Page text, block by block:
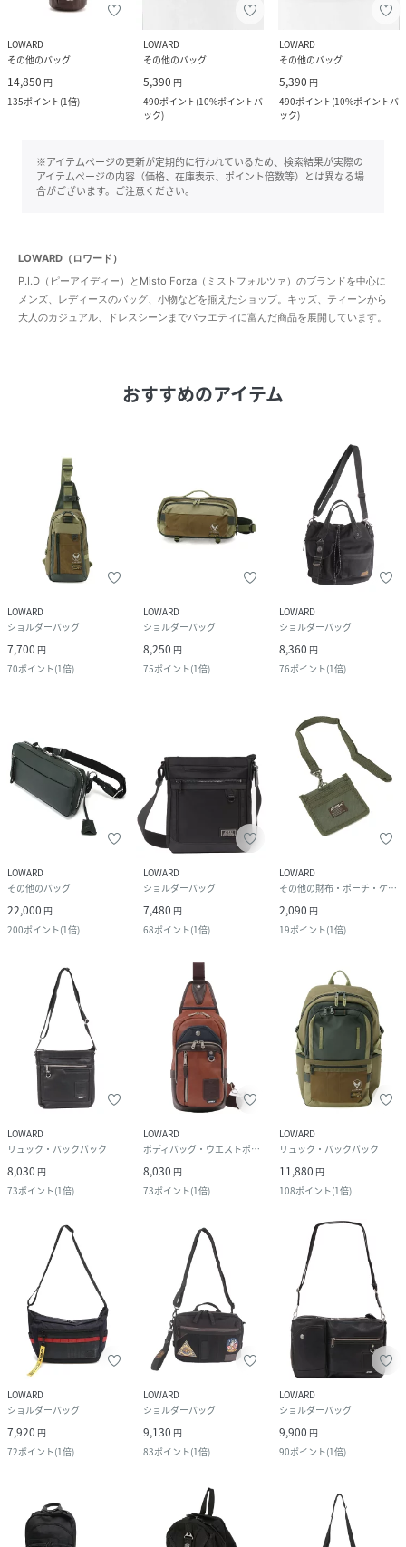
LOWARD
その他のバッグ
14,850 円
135ポイント(1倍)
LOWARD
その他のバッグ
5,390 円
490ポイント(10%ポイントバ
ック)
LOWARD
その他のバッグ
5,390 円
490ポイント(10%ポイントバ
ック)
※アイテムページの更新が定期的に行われているため、検索結果が実際の
アイテムページの内容（価格、在庫表示、ポイント倍数等）とは異なる場
合がございます。ご注意ください。
LOWARD（ロワード）
P.I.D（ピーアイディー）とMisto Forza（ミストフォルツァ）のブランドを中心に
メンズ、レディースのバッグ、小物などを揃えたショップ。キッズ、ティーンから
大人のカジュアル、ドレスシーンまでバラエティに富んだ商品を展開しています。
おすすめのアイテム
LOWARD
ショルダーバッグ
7,700 円
70ポイント(1倍)
LOWARD
ショルダーバッグ
8,250 円
75ポイント(1倍)
LOWARD
ショルダーバッグ
8,360 円
76ポイント(1倍)
LOWARD
その他のバッグ
22,000 円
200ポイント(1倍)
LOWARD
ショルダーバッグ
7,480 円
68ポイント(1倍)
LOWARD
その他の財布・ポーチ・ケース
2,090 円
19ポイント(1倍)
LOWARD
リュック・バックパック
8,030 円
73ポイント(1倍)
LOWARD
ボディバッグ・ウエストポーチ
8,030 円
73ポイント(1倍)
LOWARD
リュック・バックパック
11,880 円
108ポイント(1倍)
LOWARD
ショルダーバッグ
7,920 円
72ポイント(1倍)
LOWARD
ショルダーバッグ
9,130 円
83ポイント(1倍)
LOWARD
ショルダーバッグ
9,900 円
90ポイント(1倍)